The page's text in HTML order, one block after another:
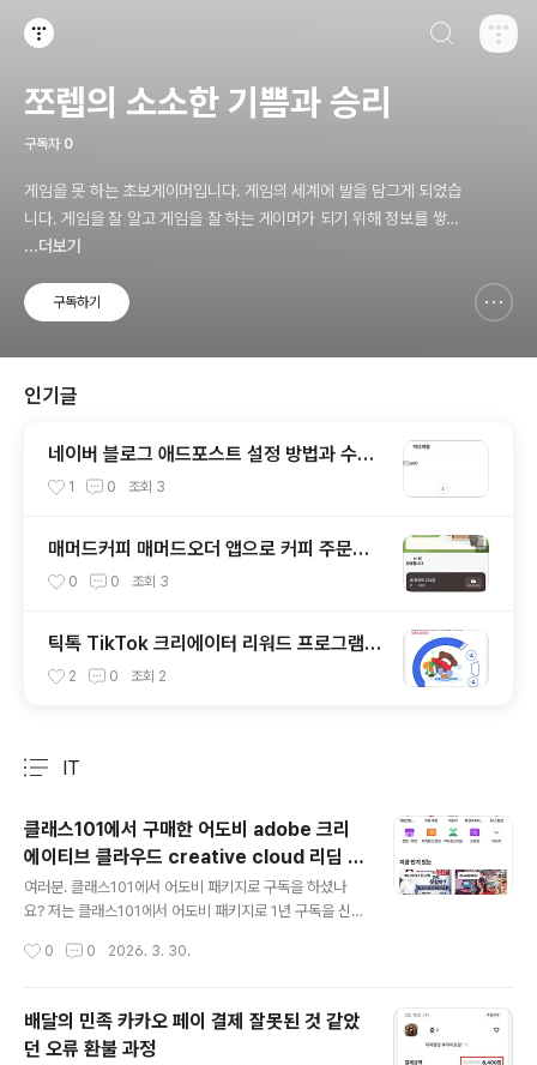
쪼렙의 소소한 기쁨과 승리
구독자 0
게임을 못 하는 초보게이머입니다. 게임의 세계에 발을 담그게 되었습
니다. 게임을 잘 알고 게임을 잘 하는 게이머가 되기 위해 정보를 쌓고
공유하겠습니다. 저의 이야기가 여러분들에게 유익한 정보와 재미를
...더보기
구독하기
인기글
네이버 블로그 애드포스트 설정 방법과 수입
현황 보는 방법
1 0 조회 3
매머드커피 매머드오더 앱으로 커피 주문하
는 방법 feat. 포인트 적립
0 0 조회 3
틱톡 TikTok 크리에이터 리워드 프로그램 C
reator Rewards Program과 리워드를
2 0 조회 2
IT
클래스101에서 구매한 어도비 adobe 크리
에이티브 클라우드 creative cloud 리딤 코
드 redeem code 등록하고 사용하는 방법
여러분. 클래스101에서 어도비 패키지로 구독을 하셨나
요? 저는 클래스101에서 어도비 패키지로 1년 구독을 신청
래스101의 강의들을 구독할 수 있고, 어도비 크리에이티브
서 한 달에 39000원에, 어도비 프로그램도 사용하고 클래
스101의 거의 모든 강의도 볼 수 있어서 정말 유익한 프로
모션입니다. 이 프로모션은 구입한 날로부터 클래스101의
0 0 2026. 3. 30.
배달의 민족 카카오 페이 결제 잘못된 것 같았
던 오류 환불 과정